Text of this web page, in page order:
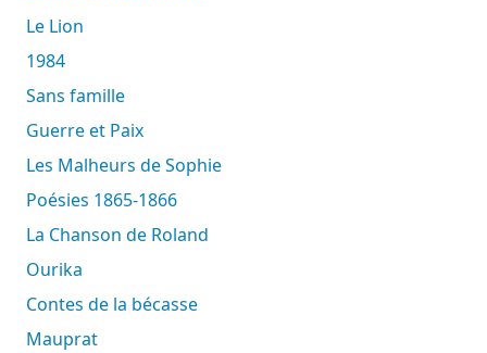
Le Lion
1984
Sans famille
Guerre et Paix
Les Malheurs de Sophie
Poésies 1865-1866
La Chanson de Roland
Ourika
Contes de la bécasse
Mauprat